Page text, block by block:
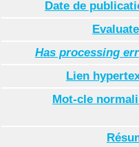
Date de
Has processing
Lien
Mot-cle